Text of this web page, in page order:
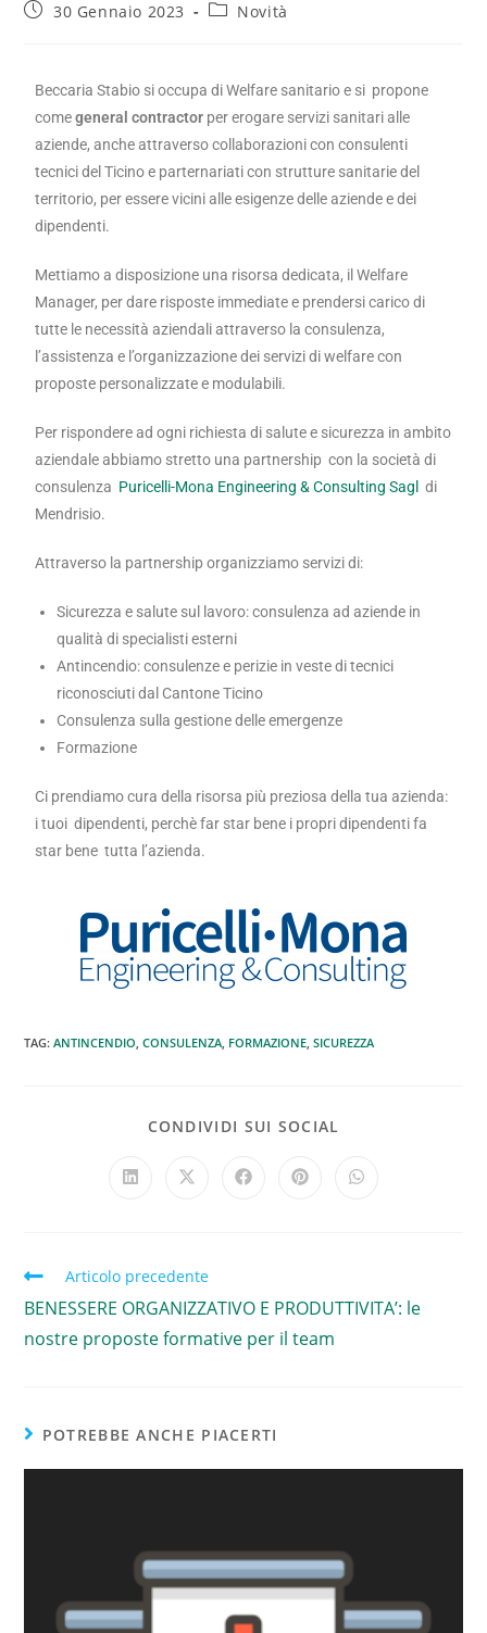
30 Gennaio 2023 Novità
Beccaria Stabio si occupa di Welfare sanitario e si propone
comegeneralcontractor per erogare servizi sanitari alle
aziende, anche attraverso collaborazioni con consulenti
tecnici del Ticino e parternariati con strutture sanitarie del
territorio, per essere vicini alle esigenze delle aziende e dei
dipendenti.
Mettiamo a disposizione una risorsa dedicata, il Welfare
Manager, per dare risposte immediate e prendersi carico di
tutte le necessità aziendali attraverso la consulenza,
l’assistenza e l’organizzazione dei servizi di welfare con
proposte personalizzate e modulabili.
Per rispondere ad ogni richiesta di salute e sicurezza in ambito
aziendale abbiamo stretto una partnership con la società di
consulenza Puricelli-Mona Engineering & Consulting Sagldi
Mendrisio.
Attraverso la partnership organizziamo servizi di:
Sicurezza e salute sul lavoro: consulenza ad aziende in
qualità di specialisti esterni
Antincendio: consulenze e perizie in veste di tecnici
riconosciuti dal Cantone Ticino
Consulenza sulla gestione delle emergenze
Formazione
Ci prendiamo cura della risorsa più preziosa della tua azienda:
i tuoi dipendenti, perchè far star bene i propri dipendenti fa
star bene tutta l’azienda.
TAG:ANTINCENDIO, CONSULENZA, FORMAZIONE, SICUREZZA
CONDIVIDI SUI SOCIAL
Articolo precedente
BENESSERE ORGANIZZATIVO E PRODUTTIVITA’: le
nostre proposte formative per il team
POTREBBE ANCHE PIACERTI